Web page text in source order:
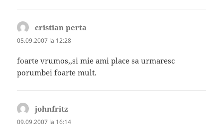
cristian perta
05.09.2007 la 12:28
foarte vrumos,,si mie ami place sa urmaresc
porumbei foarte mult.
johnfritz
09.09.2007 la 16:14